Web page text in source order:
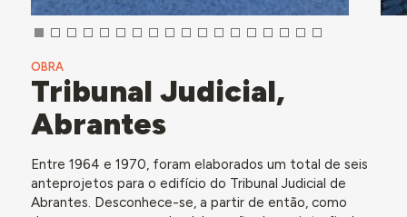
OBRA
Tribunal Judicial,
Abrantes
Entre 1964 e 1970, foram elaborados um total de seis
anteprojetos para o edifício do Tribunal Judicial de
Abrantes. Desconhece-se, a partir de então, como